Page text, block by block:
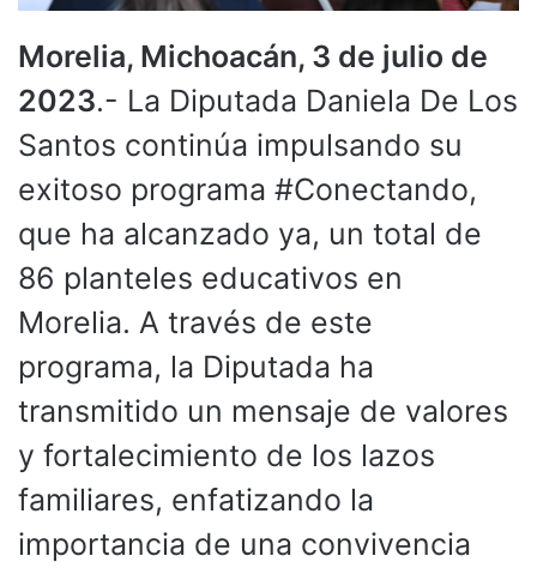
Morelia, Michoacán, 3 de julio de
2023.- La Diputada Daniela De Los
Santos continúa impulsando su
exitoso programa #Conectando,
que ha alcanzado ya, un total de
86 planteles educativos en
Morelia. A través de este
programa, la Diputada ha
transmitido un mensaje de valores
y fortalecimiento de los lazos
familiares, enfatizando la
importancia de una convivencia